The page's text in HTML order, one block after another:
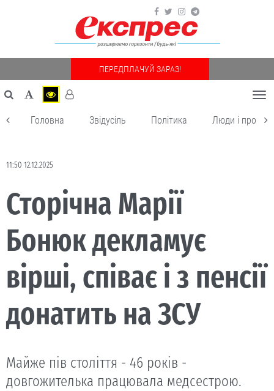
ПЕРЕДПЛАЧУЙ ЗАРАЗ!
Головна Звідусіль Політика Люди і
11:50 12.12.2025
Сторічна Марії
Бонюк декламує
вірші, співає і з пенсії
донатить на ЗСУ
Майже пів століття - 46 років -
довгожителька працювала медсестрою.